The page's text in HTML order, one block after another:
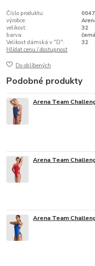
Číslo produktu:
výrobce:
velikost:
32
barva:
černá
Velikost dámská v "D":
32
Hlídat cenu / dostupnost
Do oblíbených
Podobné produkty
Arena Team
Arena Team
Arena Team